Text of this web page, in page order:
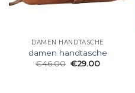
DAMEN HANDTASCHE
damen handtasche
€46.00 €29.00